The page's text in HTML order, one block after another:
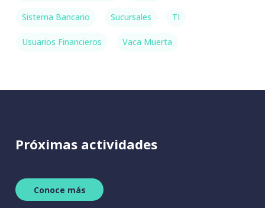
Sistema Bancario Sucursales TI
Usuarios Financieros Vaca Muerta
Próximas actividades
Conoce más